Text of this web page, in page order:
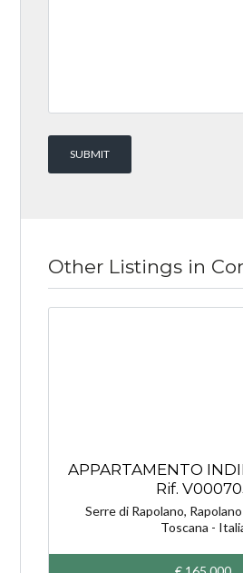
Other Listings in
APPARTAMENTO
Rif.
Serre di Rapolano,
Toscana -